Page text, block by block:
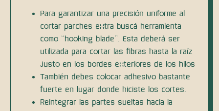
Para garantizar una precisión uniforme al
cortar parches extra buscá herramienta
como “hooking blade”. Esta deberá ser
utilizada para cortar las fibras hasta la raíz
justo en los bordes exteriores de los hilos
También debes colocar adhesivo bastante
fuerte en lugar donde hiciste los cortes.
Reintegrar las partes sueltas hacia la